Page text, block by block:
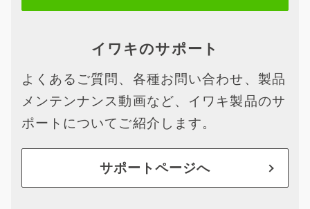
イワキのサポート
よくあるご質問、各種お問い合わせ、製品
メンテンナンス動画など、イワキ製品のサ
ポートについてご紹介します。
サポートページへ